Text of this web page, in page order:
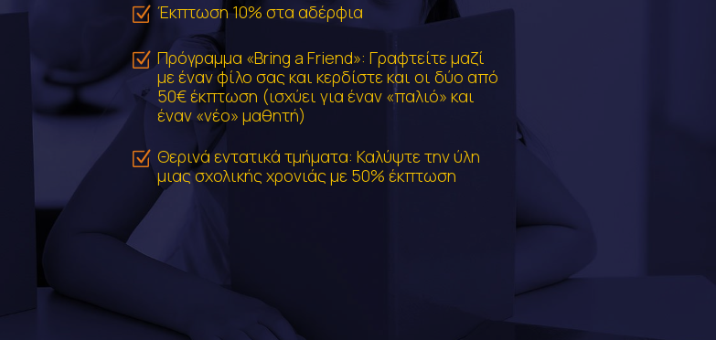
Z Έκπτωση 10% στα αδέρφια
Z Πρόγραμμα «Bring a Friend»: Γραφτείτε μαζί
με έναν φίλο σας και κερδίστε και οι δύο από
50€ έκπτωση (ισχύει για έναν «παλιό» και
έναν «νέο» μαθητή)
Z Θερινά εντατικά τμήματα: Καλύψτε την ύλη
μιας σχολικής χρονιάς με 50% έκπτωση